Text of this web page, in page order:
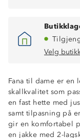
Velg
Fana til dame er en
skallkvalitet som
en fast hette med
samt tilpasning på
gir en komfortabel
en jakke med 2-
Vanntett (10
Vindtett
Stretch